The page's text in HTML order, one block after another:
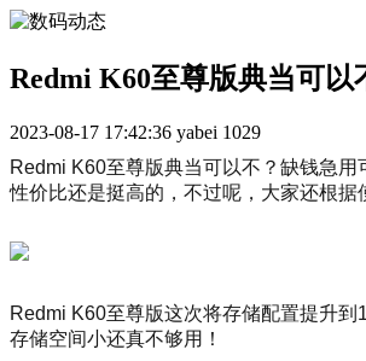
Redmi K60至尊版典当可
2023-08-17 17:42:36 yabei 1029
Redmi K60至尊版典当可以不？缺钱急
性价比还是挺高的，不过呢，大家还根
Redmi K60至尊版这次将存储配置提升
存储空间小还真不够用！